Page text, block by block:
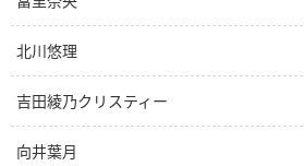
北川悠理
吉田綾乃クリスティー
向井葉月